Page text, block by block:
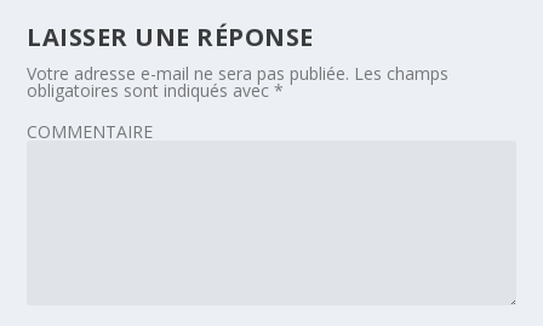
LAISSER UNE RÉPONSE
Votre adresse e-mail ne sera pas publiée. Les champs
obligatoires sont indiqués avec*
COMMENTAIRE